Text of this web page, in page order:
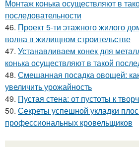
Монтаж конька осуществляют в
последовательности
46. Проект 5-ти этажного жилого
волна в жилищном строительстве
47. Устанавливаем конек для
конька осуществляют в такой
48. Смешанная посадка овощей:
увеличить урожайность
49. Пустая стена: от пустоты к
50. Секреты успешной укладки
профессиональных кровельщиков